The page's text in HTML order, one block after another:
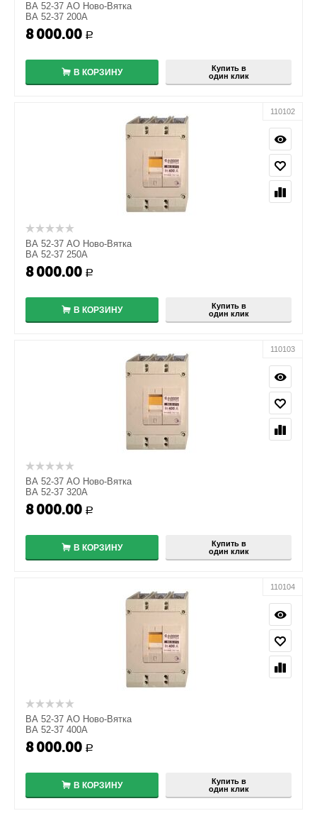
ВА 52-37 АО Ново-Вятка
ВА 52-37 200А
8 000.00 Р
В КОРЗИНУ
Купить в
один клик
110102
ВА 52-37 АО Ново-Вятка
ВА 52-37 250А
8 000.00 Р
В КОРЗИНУ
Купить в
один клик
110103
ВА 52-37 АО Ново-Вятка
ВА 52-37 320А
8 000.00 Р
В КОРЗИНУ
Купить в
один клик
110104
ВА 52-37 АО Ново-Вятка
ВА 52-37 400А
8 000.00 Р
В КОРЗИНУ
Купить в
один клик